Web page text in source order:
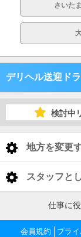
さいた
デリヘル送迎ド
埼玉県
さいたま市
越谷・東部地域
千葉市茨城県 デ
検討中
地方を変更
< 全国トップ
北海道 男性
東北 男性高
スタッフと
東京都
東京 男性高
仕事に
会員規約 プラ